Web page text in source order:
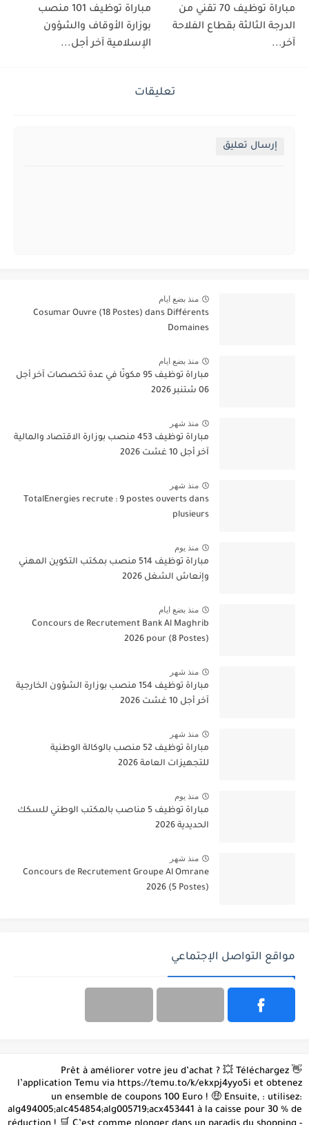
مباراة توظيف 70 تقني من
الدرجة الثالثة بقطاع الفلاحة
آخر...
مباراة توظيف 101 منصب
بوزارة الأوقاف والشؤون
الإسلامية آخر أجل...
تعليقات
إرسال تعليق
منذ بضع ايام
Cosumar Ouvre (18 Postes) dans Différents
Domaines
منذ بضع ايام
مباراة توظيف 95 مكونًا في عدة تخصصات آخر أجل
06 شتنبر 2026
منذ شهر
مباراة توظيف 453 منصب بوزارة الاقتصاد والمالية
آخر أجل 10 غشت 2026
منذ شهر
TotalEnergies recrute : 9 postes ouverts dans
plusieurs
منذ يوم
مباراة توظيف 514 منصب بمكتب التكوين المهني
وإنعاش الشغل 2026
منذ بضع ايام
Concours de Recrutement Bank Al Maghrib
2026 pour (8 Postes)
منذ شهر
مباراة توظيف 154 منصب بوزارة الشؤون الخارجية
آخر أجل 10 غشت 2026
منذ شهر
مباراة توظيف 52 منصب بالوكالة الوطنية
للتجهيزات العامة 2026
منذ يوم
مباراة توظيف 5 مناصب بالمكتب الوطني للسكك
الحديدية 2026
منذ شهر
Concours de Recrutement Groupe Al Omrane
2026 (5 Postes)
مواقع التواصل الإجتماعي
👋 Prêt à améliorer votre jeu d’achat ? 💥 Téléchargez
l’application Temu via https://temu.to/k/ekxpj4yyo5i et obtenez
un ensemble de coupons 100 Euro ! 🤑 Ensuite, : utilisez:
alg494005;alc454854;alg005719;acx453441 à la caisse pour 30 % de